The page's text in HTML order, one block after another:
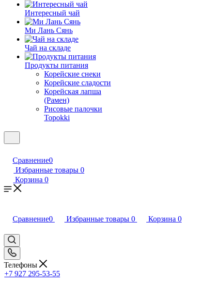
Интересный чай
Ми Лань Сянь
Чай на складе
Продукты питания
Корейские снеки
Корейские сладости
Корейская лапша
(Рамен)
Рисовые палочки
Topokki
Сравнение0
Избранные товары 0
Корзина 0
Сравнение0 Избранные товары 0 Корзина 0
Телефоны
+7 927 295-53-55